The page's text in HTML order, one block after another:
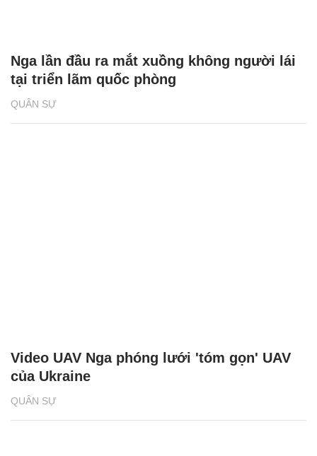
QUÂN SỰ
Nga lần đầu ra mắt xuồng không người lái
tại triển lãm quốc phòng
QUÂN SỰ
Video UAV Nga phóng lưới 'tóm gọn' UAV
của Ukraine